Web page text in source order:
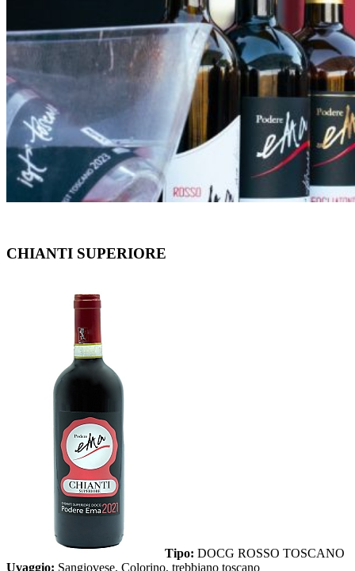
CHIANTI SUPERIORE
Tipo: DOCG ROSSO TOSCANO
Uvaggio: Sangiovese, Colorino, trebbiano toscano